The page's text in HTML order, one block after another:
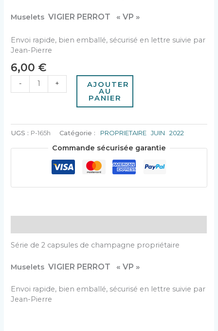
Muselets VIGIER PERROT « VP »
Envoi rapide, bien emballé, sécurisé en lettre suivie par
Jean-Pierre
6,00 €
- + AJOUTER
AU
PANIER
UGS : P-165h Catégorie : PROPRIETAIRE JUIN 2022
Commande sécurisée garantie
Série de 2 capsules de champagne propriétaire
Muselets VIGIER PERROT « VP »
Envoi rapide, bien emballé, sécurisé en lettre suivie par
Jean-Pierre